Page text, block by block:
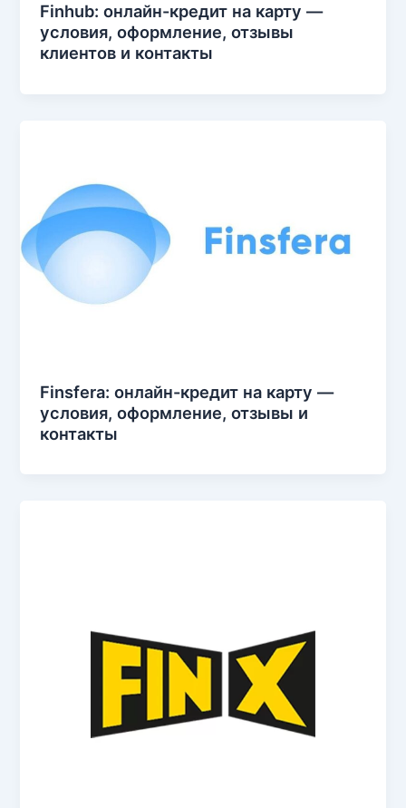
Finhub: онлайн-кредит на карту —
условия, оформление, отзывы
клиентов и контакты
Finsfera: онлайн-кредит на карту —
условия, оформление, отзывы и
контакты